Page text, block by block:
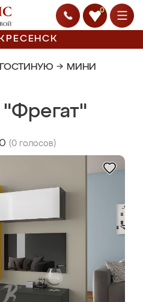
0
→ МИНИ
(0 голосов)